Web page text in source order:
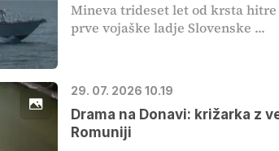
Mineva trideset let od krsta
prve vojaške ladje Slovenske ...
29. 07. 2026 10.19
Drama na Donavi: križarka z
Romuniji